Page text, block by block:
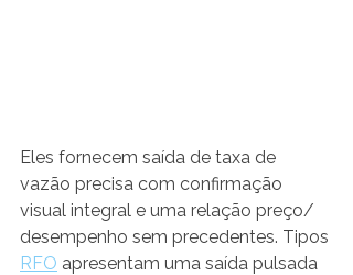
Eles fornecem saída de taxa de
vazão precisa com confirmação
visual integral e uma relação preço/
desempenho sem precedentes. Tipos
RFO apresentam uma saída pulsada